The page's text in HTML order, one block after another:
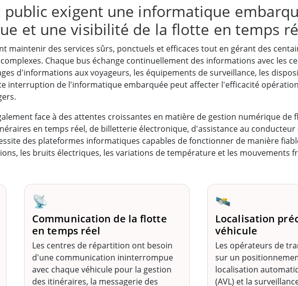
exigent une informatique
et une visibilité de la flotte en temps
maintenir des services sûrs, ponctuels et efficaces tout en gérant des
Chaque bus échange continuellement des informations avec les
d'informations aux voyageurs, les équipements de surveillance, les
interruption de l'informatique embarquée peut affecter l'efficacité
face à des attentes croissantes en matière de gestion numérique de
en temps réel, de billetterie électronique, d'assistance au conducteur
des plateformes informatiques capables de fonctionner de manière
les bruits électriques, les variations de température et les mouvements
📡
Communication de la flotte
en temps réel
Les centres de répartition ont besoin
d'une communication ininterrompue
avec chaque véhicule pour la gestion
des itinéraires, la messagerie des
🛰️
Localisation
véhicule
Les opérateurs de
sur un
localisation
(AVL) et la